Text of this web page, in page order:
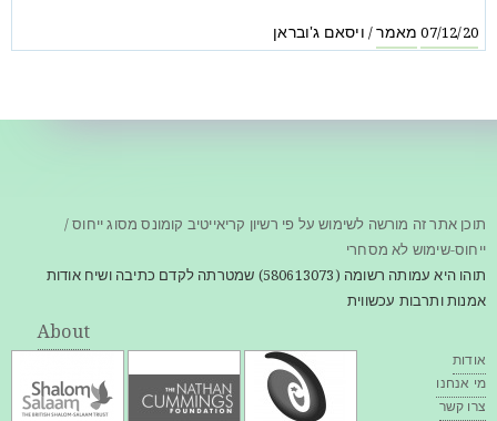
07/12/20מאמר/ויסאם ג'ובראן
תוכן אתר זה מורשה לשימוש על פי רשיון קריאייטיב קומונס מסוג ייחוס /
ייחוס-שימוש לא מסחרי
תוהו היא עמותה רשומה (580613073) שמטרתה לקדם כתיבה ושיח אודות
אמנות ותרבות עכשווית
About
אודות
מי אנחנו
צרו קשר